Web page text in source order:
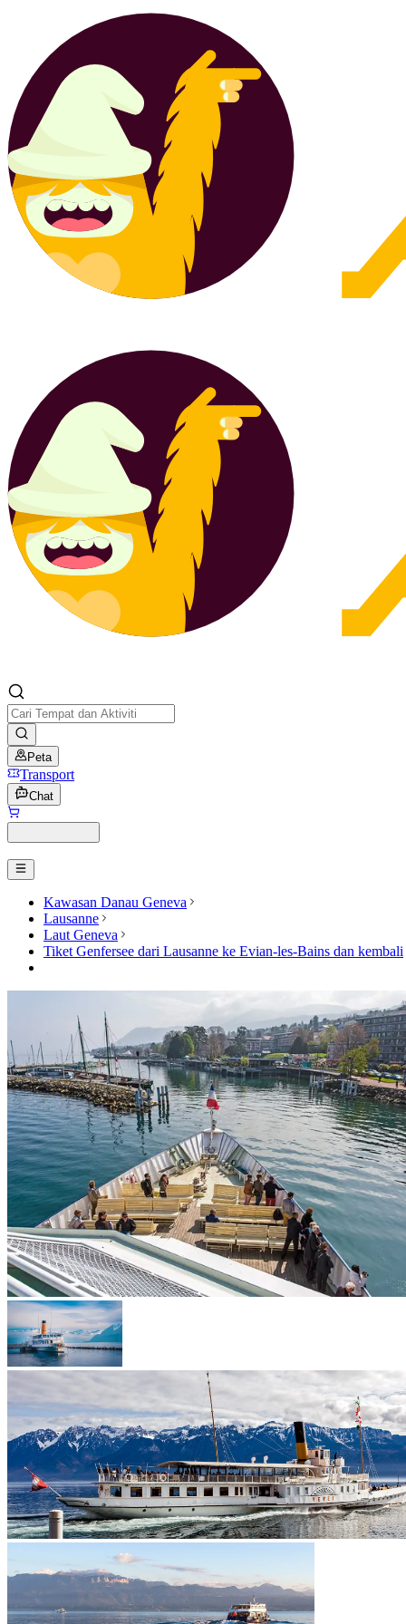
Peta
Transport
Chat
Kawasan Danau Geneva
Lausanne
Laut Geneva
Tiket Genfersee dari Lausanne ke Evian-les-Bains dan kembali